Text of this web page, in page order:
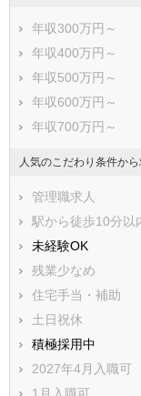
年収300万円～
年収400万円～
年収500万円～
年収600万円～
年収700万円～
人気のこだわり条件か
管理職求人
駅から徒歩10分以
未経験OK
残業少なめ
住宅手当・補助
土日祝休
積極採用中
2027年4月入職可
1月入職可